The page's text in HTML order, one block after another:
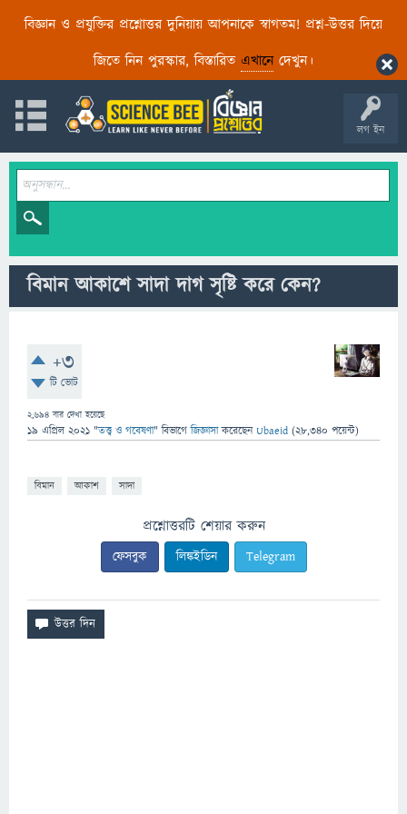
বিজ্ঞান ও প্রযুক্তির প্রশ্নোত্তর দুনিয়ায় আপনাকে স্বাগতম! প্রশ্ন-উত্তর দিয়ে
জিতে নিন পুরস্কার, বিস্তারিত এখানেদেখুন।
লগ ইন
বিমান আকাশে সাদা দাগ সৃষ্টি করে কেন?
+3
টি ভোট
2,694 বার দেখা হয়েছে
19 এপ্রিল 2021 "তত্ত্ব ও গবেষণা" বিভাগে জিজ্ঞাসাকরেছেনUbaeid (28,340 পয়েন্ট)
বিমান আকাশ সাদা
প্রশ্নোত্তরটি শেয়ার করুন
ফেসবুক লিঙ্কইডিন Telegram